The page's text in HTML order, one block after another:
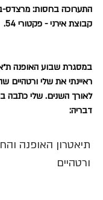
התערוכה בחסות: מרצדס-
קבוצת אירני - פקטורי 54.
במסגרת שבוע האופנה
ראיינתי את שלי ורטהיים
לאורך השנים. שלי כתבה
דבריה:
תיאטרון האופנה
ורטהיים